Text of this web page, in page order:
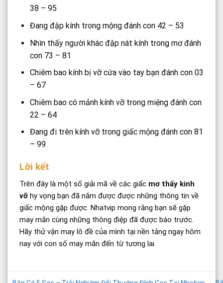
38 – 95
Đang đập kính trong mộng đánh con 42 – 53
Nhìn thấy người khác đập nát kính trong mơ đánh
con 73 – 81
Chiêm bao kính bị vỡ cứa vào tay bạn đánh con 03
– 67
Chiêm bao có mảnh kính vỡ trong miệng đánh con
22 – 64
Đang đi trên kính vỡ trong giấc mộng đánh con 81
– 99
Lời kết
Trên đây là một số giải mã về các giấc mơ thấy kinh
vỡ hy vọng bạn đã nắm được được những thông tin về
giấc mộng gặp được. Nhatvip mong rằng bạn sẽ gặp
may mắn cùng những thông điệp đã được báo trước.
Hãy thử vận may lô đề của mình tại nền tảng ngay hôm
nay với con số may mắn đến từ tương lai.